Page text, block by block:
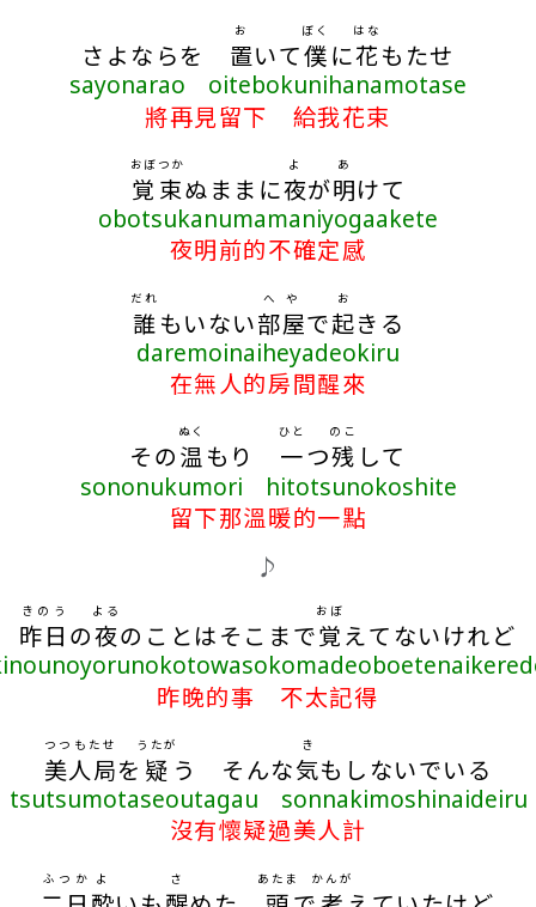
さよならを 置
お
いて僕
ぼく
に花
はな
もたせ
sayonarao oitebokunihanamotase
將再見留下 給我花束
覚束
おぼつか
ぬままに夜
よ
が明
あ
けて
obotsukanumamaniyogaakete
夜明前的不確定感
誰
だれ
もいない部屋
へや
で起
お
きる
daremoinaiheyadeokiru
在無人的房間醒來
その温
ぬく
もり 一
ひと
つ残
のこ
して
sononukumori hitotsunokoshite
留下那溫暖的一點
♪
昨日
きのう
の夜
よる
のことはそこまで覚
おぼ
えてないけれど
昨晚的事 不太記得
美人局
つつもたせ
を 疑
うたが
う そんな気
き
もしないでいる
tsutsumotaseoutagau sonnakimoshinaideiru
沒有懷疑過美人計
ふつか よ さ あたま かんが